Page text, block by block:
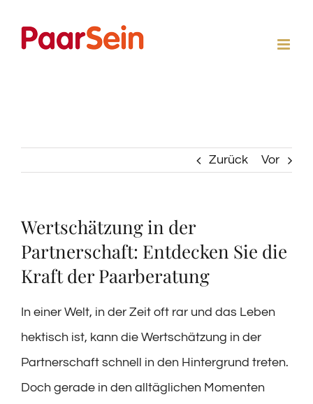
Inhalt
Zurück Vor
Wertschätzung in der
Partnerschaft: Entdecken Sie die
Kraft der Paarberatung
In einer Welt, in der Zeit oft rar und das Leben
hektisch ist, kann die Wertschätzung in der
Partnerschaft schnell in den Hintergrund treten.
Doch gerade in den alltäglichen Momenten